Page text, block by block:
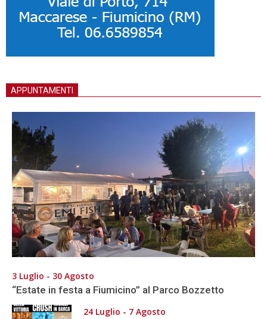
APPUNTAMENTI
3 Luglio - 30 Agosto
“Estate in festa a Fiumicino” al Parco Bozzetto
24 Luglio - 7 Agosto